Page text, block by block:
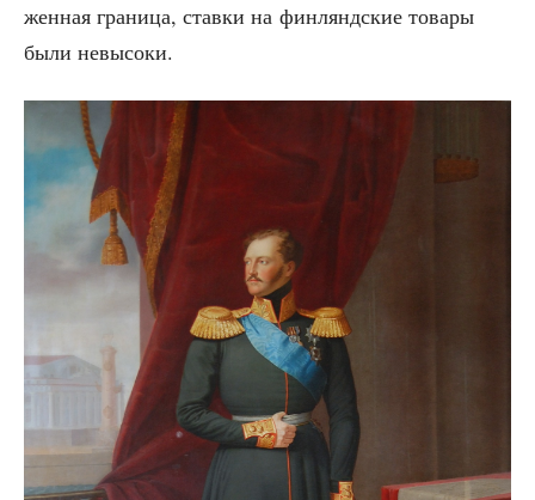
жен­ная гра­ни­ца, став­ки на фин­лянд­ские това­ры
были невысоки.